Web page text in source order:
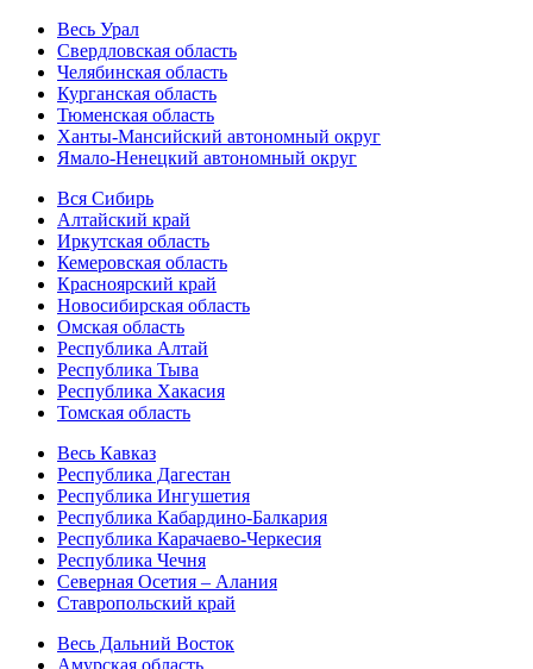
Весь Урал
Свердловская область
Челябинская область
Курганская область
Тюменская область
Ханты-Мансийский автономный округ
Ямало-Ненецкий автономный округ
Вся Сибирь
Алтайский край
Иркутская область
Кемеровская область
Красноярский край
Новосибирская область
Омская область
Республика Алтай
Республика Тыва
Республика Хакасия
Томская область
Весь Кавказ
Республика Дагестан
Республика Ингушетия
Республика Кабардино-Балкария
Республика Карачаево-Черкесия
Республика Чечня
Северная Осетия – Алания
Ставропольский край
Весь Дальний Восток
Амурская область